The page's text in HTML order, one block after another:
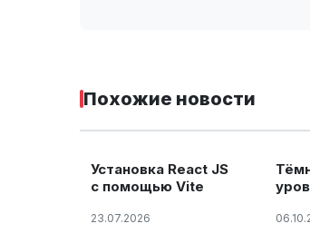
Похожие новости
Установка React JS
с помощью Vite
23.07.2026